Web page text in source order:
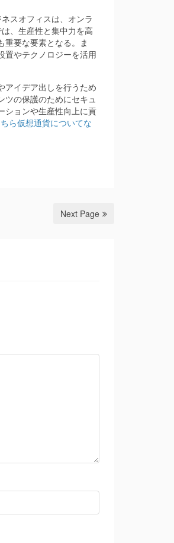
スオフィスは、オンラ
、生産性と集中力を高
重要な要素となる。ま
置やテクノロジーを活用
アイデア出しを行うため
ツの保護のためにセキュ
ションや生産性向上に貢
ら仮想通貨についてな
Next Page